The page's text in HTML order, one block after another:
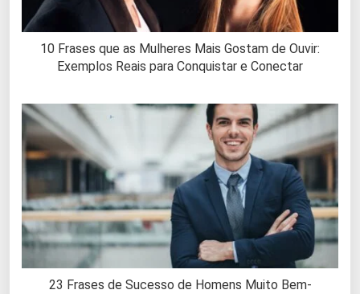
10 Frases que as Mulheres Mais Gostam de Ouvir:
Exemplos Reais para Conquistar e Conectar
23 Frases de Sucesso de Homens Muito Bem-